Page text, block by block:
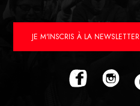
JE M'INSCRIS À LA NEWSLETTER